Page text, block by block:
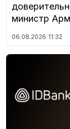
министр
06.08.2026 11:32